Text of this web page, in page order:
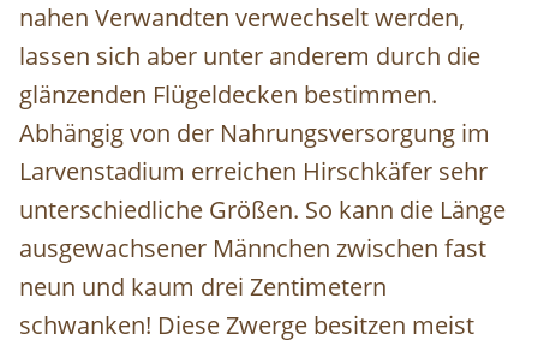
nahen Verwandten verwechselt werden,
lassen sich aber unter anderem durch die
glänzenden Flügeldecken bestimmen.
Abhängig von der Nahrungsversorgung im
Larvenstadium erreichen Hirschkäfer sehr
unterschiedliche Größen. So kann die Länge
ausgewachsener Männchen zwischen fast
neun und kaum drei Zentimetern
schwanken! Diese Zwerge besitzen meist